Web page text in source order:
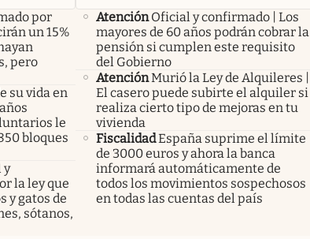
por
un 15%
pero
su vida en
le
bloques
y
la ley que
y gatos de
sótanos,
Atención Oficial y confirmado | Los
mayores de 60 años podrán cobrar la
pensión si cumplen este requisito
del Gobierno
AtenciónMurió la Ley de Alquileres |
El casero puede subirte el alquiler si
realiza cierto tipo de mejoras en tu
vivienda
FiscalidadEspaña suprime el límite
de 3000 euros y ahora la banca
informará automáticamente de
todos los movimientos sospechosos
en todas las cuentas del país